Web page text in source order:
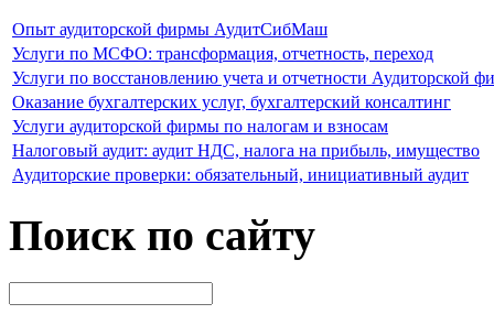
Опыт аудиторской фирмы АудитСибМаш
Услуги по МСФО: трансформация, отчетность, переход
Услуги по восстановлению учета и отчетности Аудиторской
Оказание бухгалтерских услуг, бухгалтерский консалтинг
Услуги аудиторской фирмы по налогам и взносам
Налоговый аудит: аудит НДС, налога на прибыль, имущество
Аудиторские проверки: обязательный, инициативный аудит
Поиск по сайту